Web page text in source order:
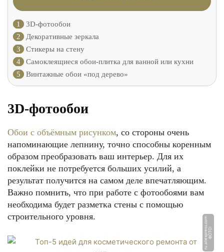
1
3D-фотообои
2
Декоративные зеркала
3
Стикеры на стену
4
Самоклеящиеся обои-плитка для ванной или кухни
5
Винтажные обои «под дерево»
3D-фотообои
Обои с объёмным рисунком, со стороны очень
напоминающие лепнину, точно способны коренным
образом преобразовать ваш интерьер. Для их
поклейки не потребуется больших усилий, а
результат получится на самом деле впечатляющим.
Важно помнить, что при работе с фотообоями вам
необходима будет разметка стены с помощью
строительного уровня.
Ф
О
Т
О:
r
u.
ali
e
x
p
r
e
s
s.
c
o
m